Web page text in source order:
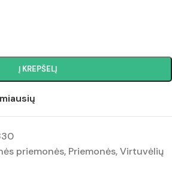
Į KREPŠELĮ
priemonės, Priemonės,Virtuvėlių